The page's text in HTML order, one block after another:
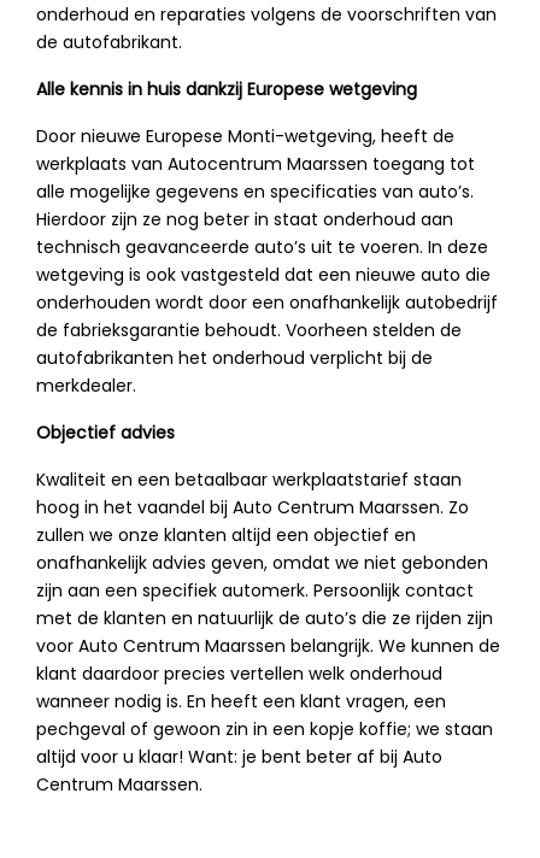
onderhoud en reparaties volgens de voorschriften van
de autofabrikant.
Alle kennis in huis dankzij Europese wetgeving
Door nieuwe Europese Monti-wetgeving, heeft de
werkplaats van Autocentrum Maarssen toegang tot
alle mogelijke gegevens en specificaties van auto’s.
Hierdoor zijn ze nog beter in staat onderhoud aan
technisch geavanceerde auto’s uit te voeren. In deze
wetgeving is ook vastgesteld dat een nieuwe auto die
onderhouden wordt door een onafhankelijk autobedrijf
de fabrieksgarantie behoudt. Voorheen stelden de
autofabrikanten het onderhoud verplicht bij de
merkdealer.
Objectief advies
Kwaliteit en een betaalbaar werkplaatstarief staan
hoog in het vaandel bij Auto Centrum Maarssen. Zo
zullen we onze klanten altijd een objectief en
onafhankelijk advies geven, omdat we niet gebonden
zijn aan een specifiek automerk. Persoonlijk contact
met de klanten en natuurlijk de auto’s die ze rijden zijn
voor Auto Centrum Maarssen belangrijk. We kunnen de
klant daardoor precies vertellen welk onderhoud
wanneer nodig is. En heeft een klant vragen, een
pechgeval of gewoon zin in een kopje koffie; we staan
altijd voor u klaar! Want: je bent beter af bij Auto
Centrum Maarssen.